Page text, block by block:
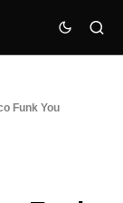
Funk You